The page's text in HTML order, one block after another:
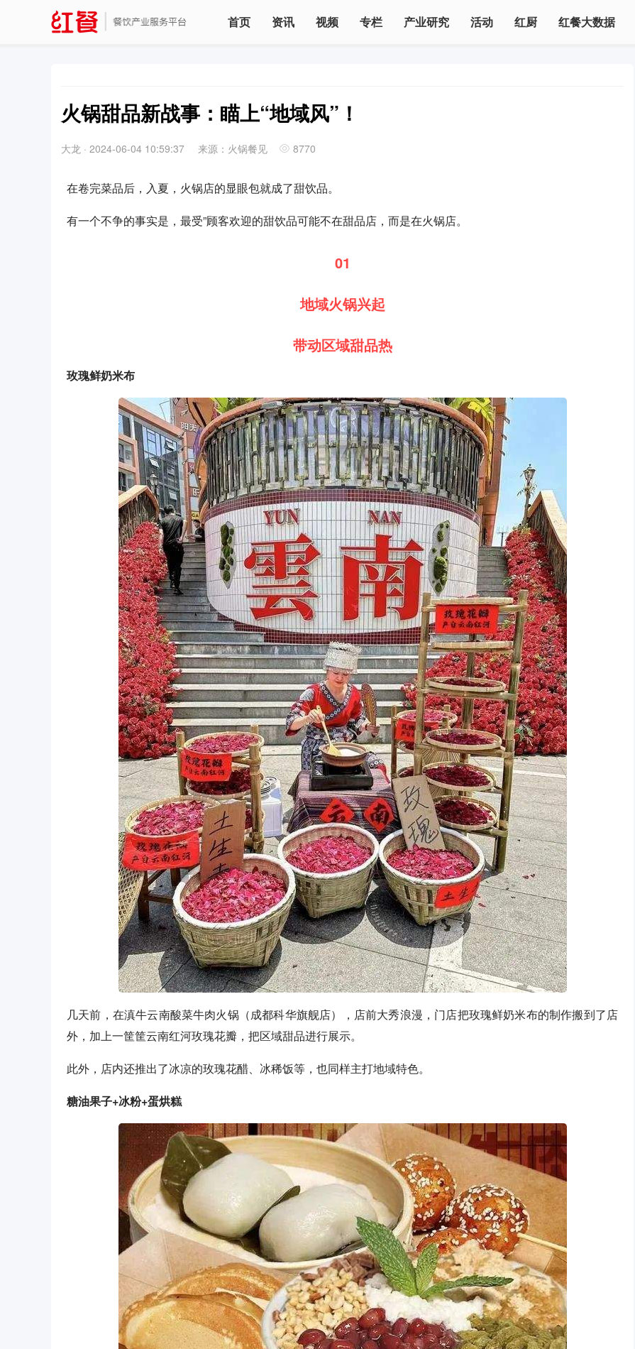
首页 资讯 视频 专栏 产业研究 活动 红厨 红餐大数据
火锅甜品新战事：瞄上“地域风”！
大龙 · 2024-06-04 10:59:37 来源：火锅餐见 8770
在卷完菜品后，入夏，火锅店的显眼包就成了甜饮品。
有一个不争的事实是，最受”顾客欢迎的甜饮品可能不在甜品店，而是在火锅店。
01
地域火锅兴起
带动区域甜品热
玫瑰鲜奶米布
几天前，在滇牛云南酸菜牛肉火锅（成都科华旗舰店），店前大秀浪漫，门店把玫瑰鲜奶米布的制作搬到了店
外，加上一筐筐云南红河玫瑰花瓣，把区域甜品进行展示。
此外，店内还推出了冰凉的玫瑰花醋、冰稀饭等，也同样主打地域特色。
糖油果子+冰粉+蛋烘糕